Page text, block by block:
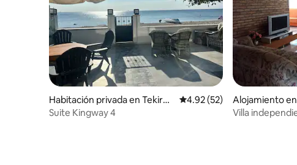
Habitación privada en Tekirda
ğ Merkez
Calificación promedio: 4.92
4.92 (52)
Suite Kingway 4
Alojamiento
Villa